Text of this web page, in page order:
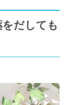
だしても